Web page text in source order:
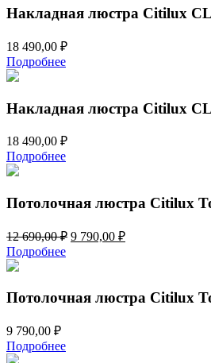
599,00 ₽.
Накладная люстра Citilux
18 490,00 ₽
Подробнее
Накладная люстра Citilux
18 490,00 ₽
Подробнее
Потолочная люстра Citilux
12 690,00₽ Первоначальная
690,00 ₽.
9 790,00 ₽Текущая
Подробнее
Потолочная люстра Citilux
9 790,00 ₽
Подробнее